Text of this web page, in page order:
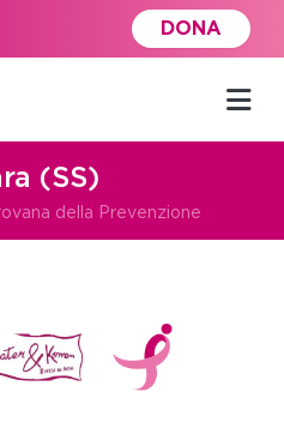
DONA
(SS)
della Prevenzione